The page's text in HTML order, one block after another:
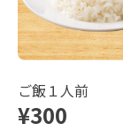
ご飯１人前
¥300